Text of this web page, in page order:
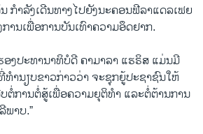
ກຳລັງເດີນທາງໄປຍັງນະຄອນຟີລາແດລເຟຍ
ານເພື່ອການບັນເທົາຄວາມອຶດຢາກ.
ອງປະທານາທິບໍດີ ຄາມາລາ ແຮຣິສ ແມ່ນມີ
ຳນຽບຂາວກ່າວວ່າ ຈະຊຸກຍູ້ປະຊາຊົນໃຫ້
ຕໍ່ການຕໍ່ສູ້ເພື່ອຄວາມຍຸຕິທຳ ແລະຕໍ່ຕ້ານການ
ພາບ.”